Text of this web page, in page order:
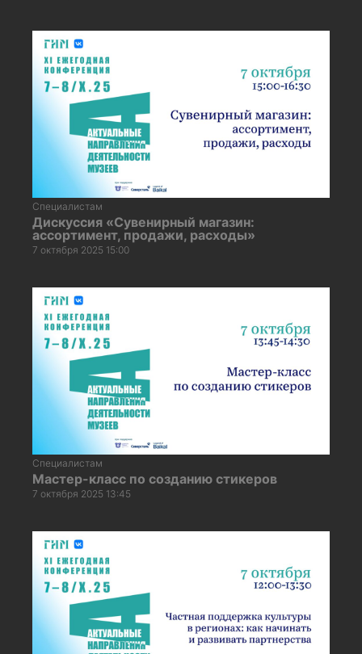
Специалистам
Дискуссия «Сувенирный магазин:
ассортимент, продажи, расходы»
7 октября 2025 15:00
Специалистам
Мастер-класс по созданию стикеров
7 октября 2025 13:45